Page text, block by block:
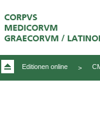
Editionen online >